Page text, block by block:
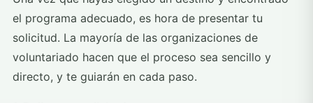
el programa adecuado, es hora de presentar tu
solicitud. La mayoría de las organizaciones de
voluntariado hacen que el proceso sea sencillo y
directo, y te guiarán en cada paso.